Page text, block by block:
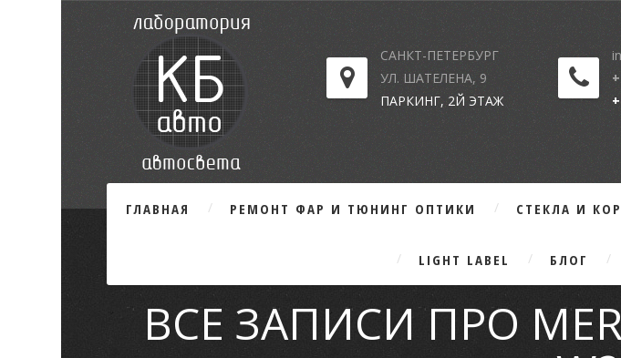
САНКТ-ПЕТЕРБУРГ
УЛ. ШАТЕЛЕНА, 9
ПАРКИНГ, 2Й ЭТАЖ
ГЛАВНАЯ РЕМОНТ ФАР И ТЮНИНГ ОПТИКИ СТЕКЛА И
LIGHT LABEL БЛОГ
ВСЕ ЗАПИСИ ПРО